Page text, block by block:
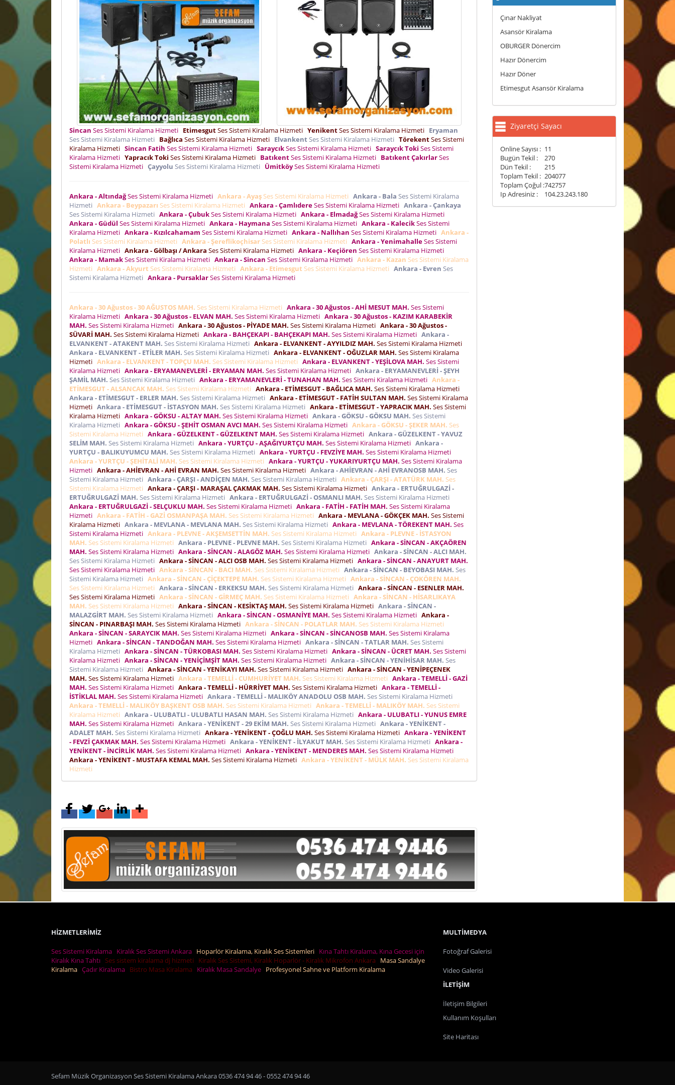
Sincan Ses Sistemi Kiralama Hizmeti EtimesgutSes Sistemi Kiralama Hizmeti YenikentSes Sistemi Kiralama Hizmeti Eryaman
Ses Sistemi Kiralama Hizmeti
Bağlıca Ses Sistemi Kiralama Hizmeti Elvankent Ses Sistemi Kiralama Hizmeti TörekentSes Sistemi
Kiralama Hizmeti Sincan Fatih Ses Sistemi Kiralama Hizmeti SaraycıkSes Sistemi Kiralama Hizmeti Saraycık Toki Ses Sistemi
Kiralama Hizmeti Yapracık Toki Ses Sistemi Kiralama Hizmeti BatıkentSes Sistemi Kiralama Hizmeti Batıkent ÇakırlarSes
Sistemi Kiralama Hizmeti Çayyolu Ses Sistemi Kiralama Hizmeti ÜmitköySes Sistemi Kiralama Hizmeti
Ankara - AltındağSes Sistemi Kiralama Hizmeti Ankara - Ayaş Ses Sistemi Kiralama Hizmeti Ankara - Bala Ses Sistemi Kiralama
Hizmeti Ankara - Beypazarı Ses Sistemi Kiralama Hizmeti Ankara - ÇamlıdereSes Sistemi Kiralama Hizmeti Ankara - Çankaya
Ses Sistemi Kiralama Hizmeti Ankara - ÇubukSes Sistemi Kiralama Hizmeti Ankara - ElmadağSes Sistemi Kiralama Hizmeti
Ankara - Güdül Ses Sistemi Kiralama Hizmeti Ankara - Haymana Ses Sistemi Kiralama Hizmeti Ankara - KalecikSes Sistemi
Kiralama Hizmeti Ankara - Kızılcahamam Ses Sistemi Kiralama Hizmeti Ankara - Nallıhan Ses Sistemi Kiralama Hizmeti Ankara -
Polatlı Ses Sistemi Kiralama Hizmeti Ankara - Şereflikoçhisar Ses Sistemi Kiralama Hizmeti Ankara - YenimahalleSes Sistemi
Kiralama Hizmeti Ankara - Gölbaşı / Ankara Ses Sistemi Kiralama Hizmeti Ankara - Keçiören Ses Sistemi Kiralama Hizmeti
Ankara - MamakSes Sistemi Kiralama Hizmeti Ankara - Sincan Ses Sistemi Kiralama Hizmeti Ankara - Kazan Ses Sistemi Kiralama
Hizmeti Ankara - Akyurt Ses Sistemi Kiralama Hizmeti Ankara - Etimesgut Ses Sistemi Kiralama Hizmeti Ankara - Evren Ses
Sistemi Kiralama Hizmeti Ankara - PursaklarSes Sistemi Kiralama Hizmeti
Ankara - 30 Ağustos - 30 AĞUSTOS MAH. Ses Sistemi Kiralama Hizmeti Ankara - 30 Ağustos - AHİ MESUT MAH. Ses Sistemi
Kiralama Hizmeti Ankara - 30 Ağustos - ELVAN MAH. Ses Sistemi Kiralama Hizmeti Ankara - 30 Ağustos - KAZIM KARABEKİR
MAH. Ses Sistemi Kiralama Hizmeti Ankara - 30 Ağustos - PİYADE MAH. Ses Sistemi Kiralama Hizmeti Ankara - 30 Ağustos -
SÜVARİ MAH. Ses Sistemi Kiralama Hizmeti Ankara - BAHÇEKAPI - BAHÇEKAPI MAH. Ses Sistemi Kiralama Hizmeti Ankara -
ELVANKENT - ATAKENT MAH. Ses Sistemi Kiralama Hizmeti Ankara - ELVANKENT - AYYILDIZ MAH. Ses Sistemi Kiralama Hizmeti
Ankara - ELVANKENT - ETİLER MAH. Ses Sistemi Kiralama Hizmeti Ankara - ELVANKENT - OĞUZLAR MAH. Ses Sistemi Kiralama
Hizmeti Ankara - ELVANKENT - TOPÇU MAH. Ses Sistemi Kiralama Hizmeti Ankara - ELVANKENT - YEŞİLOVA MAH. Ses Sistemi
Kiralama Hizmeti Ankara - ERYAMANEVLERİ - ERYAMAN MAH. Ses Sistemi Kiralama Hizmeti Ankara - ERYAMANEVLERİ - ŞEYH
ŞAMİL MAH. Ses Sistemi Kiralama Hizmeti Ankara - ERYAMANEVLERİ - TUNAHAN MAH. Ses Sistemi Kiralama Hizmeti Ankara -
ETİMESGUT - ALSANCAK MAH. Ses Sistemi Kiralama Hizmeti Ankara - ETİMESGUT - BAĞLICA MAH. Ses Sistemi Kiralama Hizmeti
Ankara - ETİMESGUT - ERLER MAH. Ses Sistemi Kiralama Hizmeti Ankara - ETİMESGUT - FATİH SULTAN MAH. Ses Sistemi Kiralama
Hizmeti Ankara - ETİMESGUT - İSTASYON MAH. Ses Sistemi Kiralama Hizmeti Ankara - ETİMESGUT - YAPRACIK MAH. Ses Sistemi
Kiralama Hizmeti Ankara - GÖKSU - ALTAY MAH. Ses Sistemi Kiralama Hizmeti Ankara - GÖKSU - GÖKSU MAH. Ses Sistemi
Kiralama Hizmeti Ankara - GÖKSU - ŞEHİT OSMAN AVCI MAH. Ses Sistemi Kiralama Hizmeti Ankara - GÖKSU - ŞEKER MAH. Ses
Sistemi Kiralama Hizmeti Ankara - GÜZELKENT - GÜZELKENT MAH. Ses Sistemi Kiralama Hizmeti Ankara - GÜZELKENT - YAVUZ
SELİM MAH. Ses Sistemi Kiralama Hizmeti Ankara - YURTÇU - AŞAĞIYURTÇU MAH. Ses Sistemi Kiralama Hizmeti Ankara -
YURTÇU - BALIKUYUMCU MAH. Ses Sistemi Kiralama Hizmeti Ankara - YURTÇU - FEVZİYE MAH. Ses Sistemi Kiralama Hizmeti
Ankara - YURTÇU - ŞEHİTALİ MAH. Ses Sistemi Kiralama Hizmeti Ankara - YURTÇU - YUKARIYURTÇU MAH. Ses Sistemi Kiralama
Hizmeti Ankara - AHİEVRAN - AHİ EVRAN MAH. Ses Sistemi Kiralama Hizmeti Ankara - AHİEVRAN - AHİ EVRANOSB MAH. Ses
Sistemi Kiralama Hizmeti Ankara - ÇARŞI - ANDİÇEN MAH. Ses Sistemi Kiralama Hizmeti Ankara - ÇARŞI - ATATÜRK MAH. Ses
Sistemi Kiralama Hizmeti Ankara - ÇARŞI - MARAŞAL ÇAKMAK MAH. Ses Sistemi Kiralama Hizmeti Ankara - ERTUĞRULGAZİ -
ERTUĞRULGAZİ MAH. Ses Sistemi Kiralama Hizmeti Ankara - ERTUĞRULGAZİ - OSMANLI MAH. Ses Sistemi Kiralama Hizmeti
Ankara - ERTUĞRULGAZİ - SELÇUKLU MAH. Ses Sistemi Kiralama Hizmeti Ankara - FATİH - FATİH MAH. Ses Sistemi Kiralama
Hizmeti Ankara - FATİH - GAZİ OSMANPAŞA MAH. Ses Sistemi Kiralama Hizmeti Ankara - MEVLANA - GÖKÇEK MAH. Ses Sistemi
Kiralama Hizmeti Ankara - MEVLANA - MEVLANA MAH. Ses Sistemi Kiralama Hizmeti Ankara - MEVLANA - TÖREKENT MAH. Ses
Sistemi Kiralama Hizmeti Ankara - PLEVNE - AKŞEMSETTİN MAH. Ses Sistemi Kiralama Hizmeti Ankara - PLEVNE - İSTASYON
MAH. Ses Sistemi Kiralama Hizmeti Ankara - PLEVNE - PLEVNE MAH. Ses Sistemi Kiralama Hizmeti Ankara - SİNCAN - AKÇAÖREN
MAH. Ses Sistemi Kiralama Hizmeti Ankara - SİNCAN - ALAGÖZ MAH. Ses Sistemi Kiralama Hizmeti Ankara - SİNCAN - ALCI MAH.
Ses Sistemi Kiralama Hizmeti Ankara - SİNCAN - ALCI OSB MAH. Ses Sistemi Kiralama Hizmeti Ankara - SİNCAN - ANAYURT MAH.
Ses Sistemi Kiralama Hizmeti Ankara - SİNCAN - BACI MAH. Ses Sistemi Kiralama Hizmeti Ankara - SİNCAN - BEYOBASI MAH. Ses
Sistemi Kiralama Hizmeti Ankara - SİNCAN - ÇİÇEKTEPE MAH. Ses Sistemi Kiralama Hizmeti Ankara - SİNCAN - ÇOKÖREN MAH.
Ses Sistemi Kiralama Hizmeti Ankara - SİNCAN - ERKEKSU MAH. Ses Sistemi Kiralama Hizmeti Ankara - SİNCAN - ESENLER MAH.
Ses Sistemi Kiralama Hizmeti Ankara - SİNCAN - GİRMEÇ MAH. Ses Sistemi Kiralama Hizmeti Ankara - SİNCAN - HİSARLIKAYA
MAH. Ses Sistemi Kiralama Hizmeti Ankara - SİNCAN - KESİKTAŞ MAH. Ses Sistemi Kiralama Hizmeti Ankara - SİNCAN -
MALAZGİRT MAH. Ses Sistemi Kiralama Hizmeti Ankara - SİNCAN - OSMANİYE MAH. Ses Sistemi Kiralama Hizmeti Ankara -
SİNCAN - PINARBAŞI MAH. Ses Sistemi Kiralama Hizmeti Ankara - SİNCAN - POLATLAR MAH. Ses Sistemi Kiralama Hizmeti
Ankara - SİNCAN - SARAYCIK MAH. Ses Sistemi Kiralama Hizmeti Ankara - SİNCAN - SİNCANOSB MAH. Ses Sistemi Kiralama
Hizmeti Ankara - SİNCAN - TANDOĞAN MAH. Ses Sistemi Kiralama Hizmeti Ankara - SİNCAN - TATLAR MAH. Ses Sistemi
Kiralama Hizmeti Ankara - SİNCAN - TÜRKOBASI MAH. Ses Sistemi Kiralama Hizmeti Ankara - SİNCAN - ÜCRET MAH. Ses Sistemi
Kiralama Hizmeti Ankara - SİNCAN - YENİÇİMŞİT MAH. Ses Sistemi Kiralama Hizmeti Ankara - SİNCAN - YENİHİSAR MAH. Ses
Sistemi Kiralama Hizmeti Ankara - SİNCAN - YENİKAYI MAH. Ses Sistemi Kiralama Hizmeti Ankara - SİNCAN - YENİPEÇENEK
MAH. Ses Sistemi Kiralama Hizmeti Ankara - TEMELLİ - CUMHURİYET MAH. Ses Sistemi Kiralama Hizmeti Ankara - TEMELLİ - GAZİ
MAH. Ses Sistemi Kiralama Hizmeti Ankara - TEMELLİ - HÜRRİYET MAH. Ses Sistemi Kiralama Hizmeti Ankara - TEMELLİ -
İSTİKLAL MAH. Ses Sistemi Kiralama Hizmeti Ankara - TEMELLİ - MALIKÖY ANADOLU OSB MAH. Ses Sistemi Kiralama Hizmeti
Ankara - TEMELLİ - MALIKÖY BAŞKENT OSB MAH. Ses Sistemi Kiralama Hizmeti Ankara - TEMELLİ - MALIKÖY MAH. Ses Sistemi
Kiralama Hizmeti Ankara - ULUBATLI - ULUBATLI HASAN MAH. Ses Sistemi Kiralama Hizmeti Ankara - ULUBATLI - YUNUS EMRE
MAH. Ses Sistemi Kiralama Hizmeti Ankara - YENİKENT - 29 EKİM MAH. Ses Sistemi Kiralama Hizmeti Ankara - YENİKENT -
ADALET MAH. Ses Sistemi Kiralama Hizmeti Ankara - YENİKENT - ÇOĞLU MAH. Ses Sistemi Kiralama Hizmeti Ankara - YENİKENT
- FEVZİ ÇAKMAK MAH. Ses Sistemi Kiralama Hizmeti Ankara - YENİKENT - İLYAKUT MAH. Ses Sistemi Kiralama Hizmeti Ankara -
YENİKENT - İNCİRLİK MAH. Ses Sistemi Kiralama Hizmeti Ankara - YENİKENT - MENDERES MAH. Ses Sistemi Kiralama Hizmeti
Ankara - YENİKENT - MUSTAFA KEMAL MAH. Ses Sistemi Kiralama Hizmeti Ankara - YENİKENT - MÜLK MAH. Ses Sistemi Kiralama
Hizmeti
Çınar Nakliyat
Asansör Kiralama
OBURGER Dönercim
Hazır Dönercim
Hazır Döner
Etimesgut Asansör Kiralama
Ziyaretçi Sayacı
Online Sayısı : 11
Bugün Tekil :
270
Dün Tekil :
215
Toplam Tekil : 204077
Toplam Çoğul :742757
Ip Adresiniz :
104.23.243.180
HİZMETLERİMİZ
Ses Sistemi Kiralama Kiralık Ses Sistemi Ankara Hoparlör Kiralama, Kiralık Ses Sistemleri Kına Tahtı Kiralama, Kına Gecesi için
Kiralık Kına Tahtı Ses sistem kiralama dj hizmeti Kiralık Ses Sistemi, Kiralık Hoparlör - Kiralık Mikrofon Ankara
Masa Sandalye
Kiralama Çadır Kiralama Bistro Masa Kiralama Kiralık Masa Sandalye Profesyonel Sahne ve Platform Kiralama
MULTİMEDYA
Fotoğraf Galerisi
Video Galerisi
İLETİŞİM
İletişim Bilgileri
Kullanım Koşulları
Site Haritası
Sefam Müzik Organizasyon Ses Sistemi Kiralama Ankara 0536 474 94 46 - 0552 474 94 46